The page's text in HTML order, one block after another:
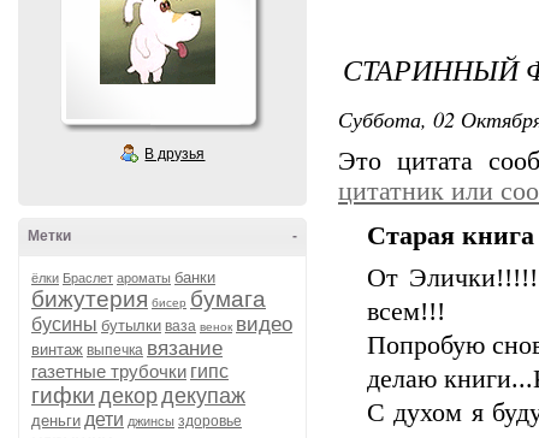
В друзья
-
Метки
ёлки Браслет ароматы банки
бижутерия бисер бумага
бусины бутылки ваза венок видео
винтаж выпечка вязание
газетные трубочки гипс
гифки декордекупаж
деньги дети джинсы здоровье
СТАРИННЫЙ
Суббота, 02
Это цитата
цитатник или
Старая книга
От
всем!!!
Попробую
делаю
С духом я